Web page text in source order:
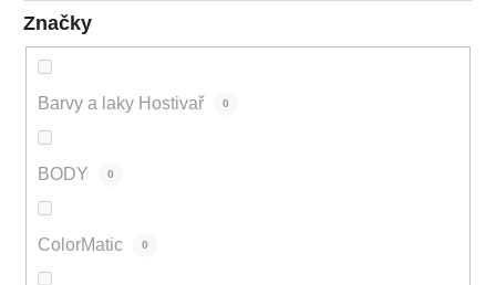
Značky
Barvy a laky Hostivař 0
BODY 0
ColorMatic 0